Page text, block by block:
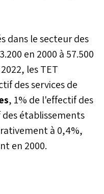
dans le secteur des
en 2000 à 57.500
les TET
des services de
, 1% de l'effectif des
établissements
à 0,4%,
en 2000.